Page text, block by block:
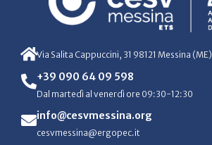
Via Salita Cappuccini, 31 98121 Messina (ME)
+39 090 64 09 598
Dal martedì al venerdì ore 09:30-12:30
info@cesvmessina.org
cesvmessina@ergopec.it